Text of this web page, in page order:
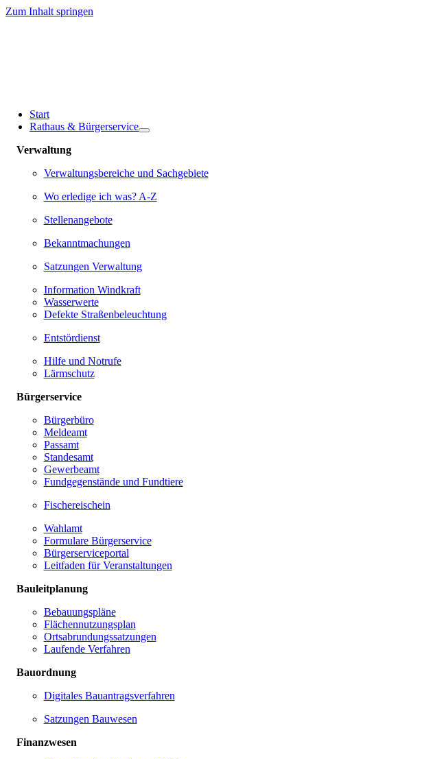
Zum Inhalt springen
Start
Rathaus & Bürgerservice
Verwaltung
Verwaltungsbereiche und Sachgebiete
Wo erledige ich was? A-Z
Stellenangebote
Bekanntmachungen
Satzungen Verwaltung
Information Windkraft
Wasserwerte
Defekte Straßenbeleuchtung
Entstördienst
Hilfe und Notrufe
Lärmschutz
Bürgerservice
Bürgerbüro
Meldeamt
Passamt
Standesamt
Gewerbeamt
Fundgegenstände und Fundtiere
Fischereischein
Wahlamt
Formulare Bürgerservice
Bürgerserviceportal
Leitfaden für Veranstaltungen
Bauleitplanung
Bebauungspläne
Flächennutzungsplan
Ortsabrundungssatzungen
Laufende Verfahren
Bauordnung
Digitales Bauantragsverfahren
Satzungen Bauwesen
Finanzwesen